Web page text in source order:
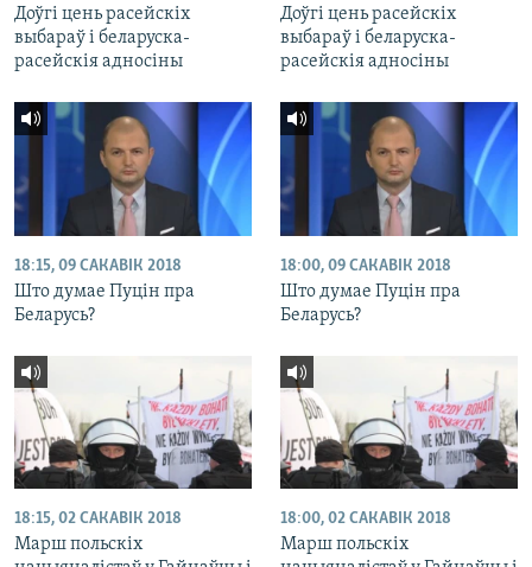
Доўгі цень расейскіх
выбараў і беларуска-
расейскія адносіны
Доўгі цень расейскіх
выбараў і беларуска-
расейскія адносіны
18:15, 09 САКАВІК 2018
Што думае Пуцін пра
Беларусь?
18:00, 09 САКАВІК 2018
Што думае Пуцін пра
Беларусь?
18:15, 02 САКАВІК 2018
Марш польскіх
18:00, 02 САКАВІК 2018
Марш польскіх